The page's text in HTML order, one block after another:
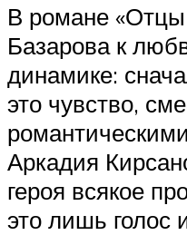
В романе
Базарова к
динамике:
это чувство,
Аркадия
героя всякое
это лишь голос